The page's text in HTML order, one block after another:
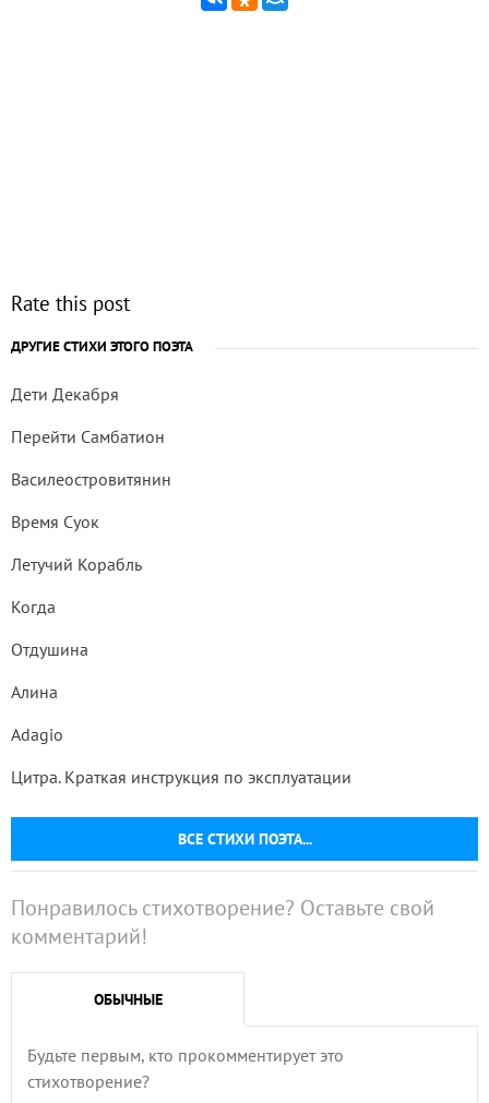
Rate this post
ДРУГИЕ СТИХИ ЭТОГО ПОЭТА
ВСЕ СТИХИ ПОЭТА...
Дети Декабря
Перейти Самбатион
Василеостровитянин
Время Суок
Летучий Корабль
Когда
Отдушина
Алина
Adagio
Цитра. Краткая инструкция по эксплуатации
Понравилось стихотворение? Оставьте свой
комментарий!
ОБЫЧНЫЕ
Будьте первым, кто прокомментирует это
стихотворение?